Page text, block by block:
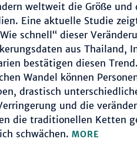
weltweit die Größe
Eine aktuelle Studie
schnell“ dieser
aus Thailand,
bestätigen diesen
Wandel können
drastisch
und die
die traditionellen Ketten
schwächen. MORE